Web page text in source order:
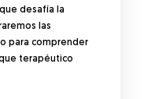
desafía la
las
para comprender
terapéutico